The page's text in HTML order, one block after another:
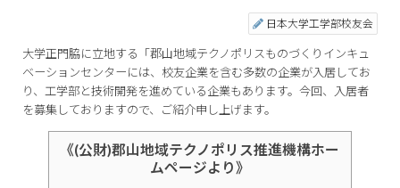
日本大学工学部校友会
大学正門脇に立地する「郡山地域テクノポリスものづくりインキュ
ベーションセンターには、校友企業を含む多数の企業が入居してお
り、工学部と技術開発を進めている企業もあります。今回、入居者
を募集しておりますので、ご紹介申し上げます。
《(公財)郡山地域テクノポリス推進機構ホー
ムページより》